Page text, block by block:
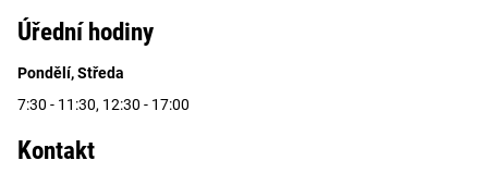
Úřední hodiny
Pondělí, Středa
7:30 - 11:30, 12:30 - 17:00
Kontakt